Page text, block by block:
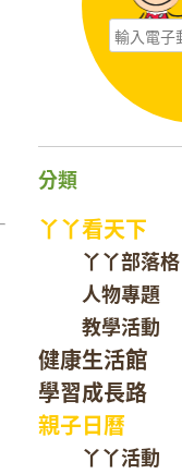
分類
丫丫看天下
丫丫部落格
人物專題
教學活動
健康生活館
學習成長路
親子日曆
丫丫活動